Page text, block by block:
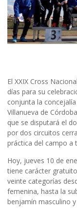
El XXIX Cross
días para su
conjunta la
Villanueva de
que se disputará el
por dos circuitos
práctica del campo a
Hoy, jueves 10 de
tiene carácter
veinte categorías
femenina, hasta la
benjamín masculino